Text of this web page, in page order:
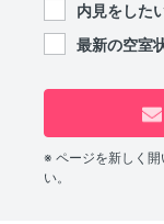
内見をした
最新の空室
※ ページを新しく
い。